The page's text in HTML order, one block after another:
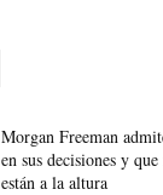
Morgan Freeman
en sus decisiones y
están a la altura